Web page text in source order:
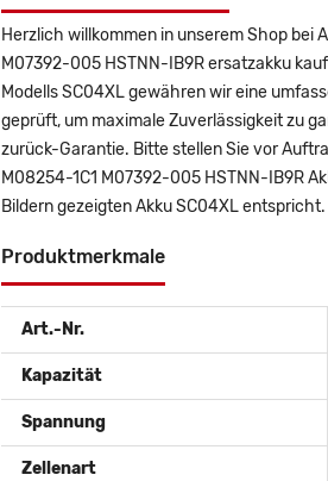
Herzlich willkommen in unserem Shop bei
M07392-005 HSTNN-IB9R ersatzakku
Modells SC04XL gewähren wir eine
geprüft, um maximale Zuverlässigkeit zu
zurück-Garantie. Bitte stellen Sie vor
M08254-1C1 M07392-005 HSTNN-IB9R
Bildern gezeigten Akku SC04XL entspricht.
Produktmerkmale
Art.-Nr.
Kapazität
Spannung
Zellenart